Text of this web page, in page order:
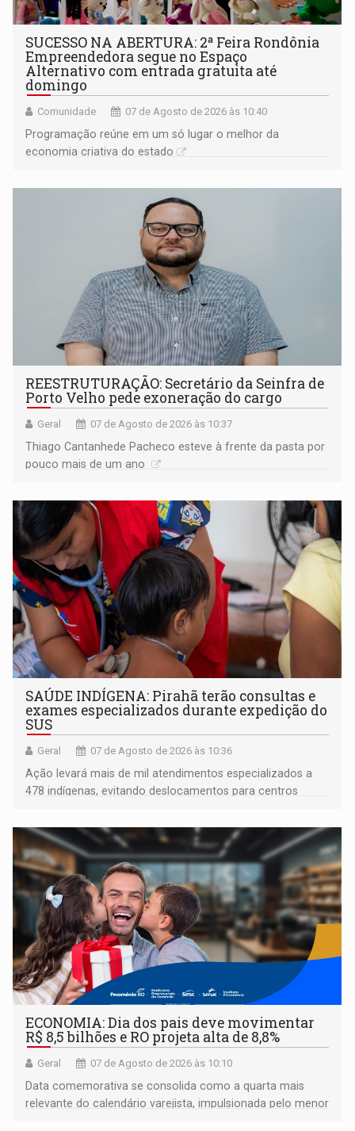
SUCESSO NA ABERTURA: 2ª Feira Rondônia
Empreendedora segue no Espaço
Alternativo com entrada gratuita até
domingo
Comunidade 07 de Agosto de 2026 às 10:40
Programação reúne em um só lugar o melhor da
economia criativa do estado
REESTRUTURAÇÃO: Secretário da Seinfra de
Porto Velho pede exoneração do cargo
Geral 07 de Agosto de 2026 às 10:37
Thiago Cantanhede Pacheco esteve à frente da pasta por
pouco mais de um ano
SAÚDE INDÍGENA: Pirahã terão consultas e
exames especializados durante expedição do
SUS
Geral 07 de Agosto de 2026 às 10:36
Ação levará mais de mil atendimentos especializados a
478 indígenas, evitando deslocamentos para centros
ECONOMIA: Dia dos pais deve movimentar
R$ 8,5 bilhões e RO projeta alta de 8,8%
Geral 07 de Agosto de 2026 às 10:10
Data comemorativa se consolida como a quarta mais
relevante do calendário varejista, impulsionada pelo menor